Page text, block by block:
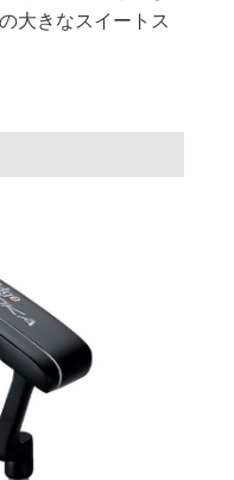
大きなスイートス